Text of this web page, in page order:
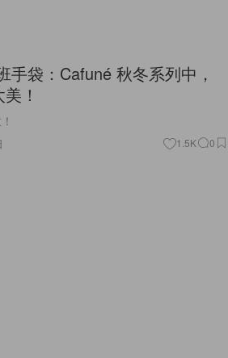
手袋：Cafuné 秋冬系列中，
！
1.5K 0